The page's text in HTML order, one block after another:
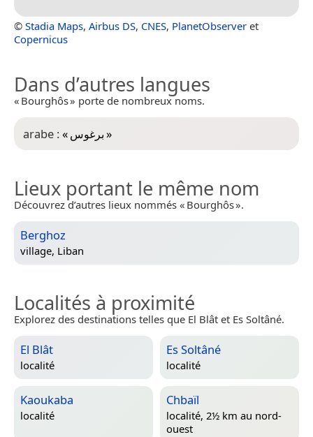
© Stadia Maps, Airbus DS, CNES, PlanetObserver et
Copernicus
Dans d’autres langues
« Bourghôs » porte de nombreux noms.
arabe :«برغوس»
Lieux portant le même nom
Découvrez d’autres lieux nommés « Bourghôs ».
Berghoz
village, Liban
Localités à proximité
Explorez des destinations telles que El Blât et Es Soltâné.
El Blât
localité
Es Soltâné
localité
Kaoukaba
localité
Chbaïl
localité, 2½ km au nord-
ouest